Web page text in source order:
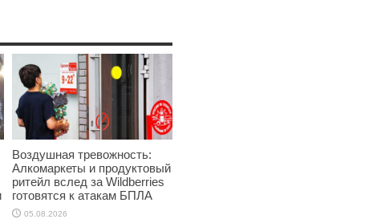
Воздушная тревожность:
Алкомаркеты и продуктовый
ритейл вслед за Wildberries
готовятся к атакам БПЛА
05.08.2026